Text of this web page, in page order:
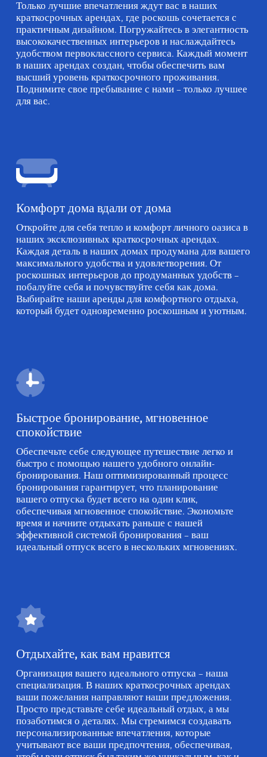
Только лучшие впечатления ждут вас в наших
краткосрочных арендах, где роскошь сочетается с
практичным дизайном. Погружайтесь в элегантность
высококачественных интерьеров и наслаждайтесь
удобством первоклассного сервиса. Каждый момент
в наших арендах создан, чтобы обеспечить вам
высший уровень краткосрочного проживания.
Поднимите свое пребывание с нами – только лучшее
для вас.
Комфорт дома вдали от дома
Откройте для себя тепло и комфорт личного оазиса в
наших эксклюзивных краткосрочных арендах.
Каждая деталь в наших домах продумана для вашего
максимального удобства и удовлетворения. От
роскошных интерьеров до продуманных удобств –
побалуйте себя и почувствуйте себя как дома.
Выбирайте наши аренды для комфортного отдыха,
который будет одновременно роскошным и уютным.
Быстрое бронирование, мгновенное
спокойствие
Обеспечьте себе следующее путешествие легко и
быстро с помощью нашего удобного онлайн-
бронирования. Наш оптимизированный процесс
бронирования гарантирует, что планирование
вашего отпуска будет всего на один клик,
обеспечивая мгновенное спокойствие. Экономьте
время и начните отдыхать раньше с нашей
эффективной системой бронирования – ваш
идеальный отпуск всего в нескольких мгновениях.
Отдыхайте, как вам нравится
Организация вашего идеального отпуска – наша
специализация. В наших краткосрочных арендах
ваши пожелания направляют наши предложения.
Просто представьте себе идеальный отдых, а мы
позаботимся о деталях. Мы стремимся создавать
персонализированные впечатления, которые
учитывают все ваши предпочтения, обеспечивая,